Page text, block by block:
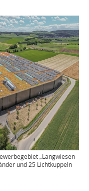
„Langwiesen
und 25 Lichtkuppeln